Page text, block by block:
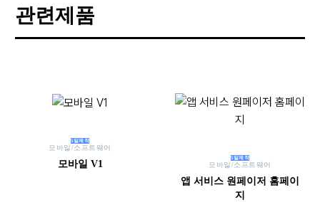
관련제품
5일제작
모바일/소프트웨어
모바일 V1
5일제작
모바일/소프트웨어
앱 서비스 원페이저 홈페이
지